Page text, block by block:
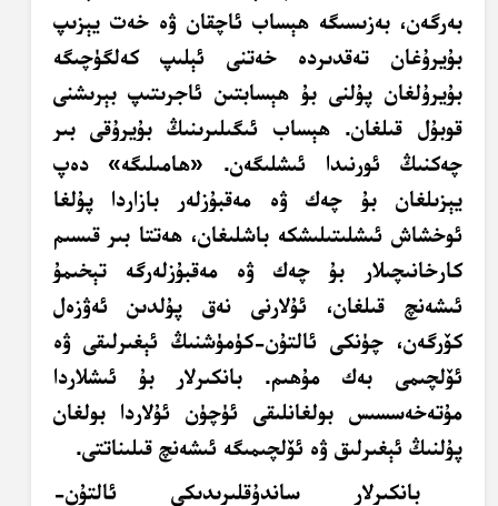
بەرگەن، بەزىسىگە ھېساب ئاچقان ۋە خەت يېزىپ
بۇيرۇغان تەقدىردە خەتنى ئېلىپ كەلگۈچىگە
بۇيرۇلغان پۇلنى بۇ ھېسابتىن ئاجرىتىپ بېرىشنى
قوبۇل قىلغان. ھېساب ئىگىلىرىنىڭ بۇيرۇقى بىر
چەكنىڭ ئورنىدا ئىشلىگەن. «ھامىلىگە» دەپ
يېزىلغان بۇ چەك ۋە مەقبۇزلەر بازاردا پۇلغا
ئوخشاش ئىشلىتىلىشكە باشلىغان، ھەتتا بىر قىسىم
كارخانىچىلار بۇ چەك ۋە مەقبۇزلەرگە تېخىمۇ
ئىشەنچ قىلغان، ئۇلارنى نەق پۇلدىن ئەۋزەل
كۆرگەن، چۈنكى ئالتۇن-كۈمۈشنىڭ ئېغىرلىقى ۋە
ئۆلچىمى بەك مۇھىم. بانكىرلار بۇ ئىشلاردا
مۇتەخەسسىس بولغانلىقى ئۈچۈن ئۇلاردا بولغان
پۇلنىڭ ئېغىرلىق ۋە ئۆلچىمىگە ئىشەنچ قىلىناتتى.
بانكىرلار ساندۇقلىرىدىكى ئالتۇن-